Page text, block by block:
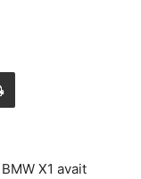
X1 avait